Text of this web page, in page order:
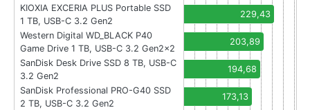
KIOXIA EXCERIA PLUS Portable SSD
1 TB, USB-C 3.2 Gen2
229,43
Western Digital WD_BLACK P40
Game Drive 1 TB, USB-C 3.2 Gen2x2
203,89
SanDisk Desk Drive SSD 8 TB, USB-C
3.2 Gen2
194,68
SanDisk Professional PRO-G40 SSD
2 TB, USB-C 3.2 Gen2
173,13